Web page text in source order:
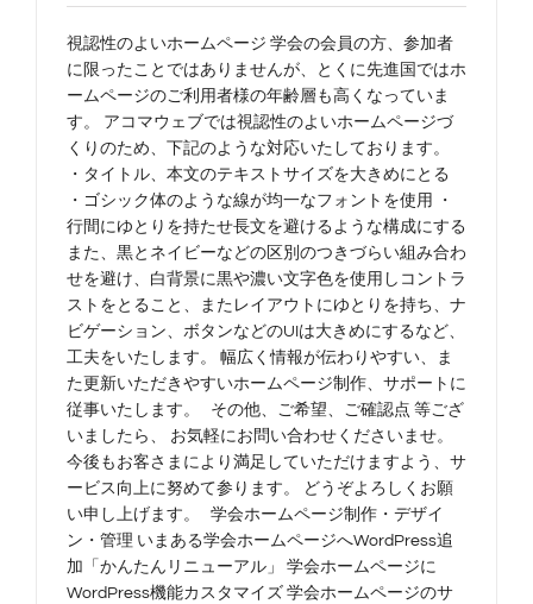
視認性のよいホームページ 学会の会員の方、参加者
に限ったことではありませんが、とくに先進国ではホ
ームページのご利用者様の年齢層も高くなっていま
す。 アコマウェブでは視認性のよいホームページづ
くりのため、下記のような対応いたしております。
・タイトル、本文のテキストサイズを大きめにとる
・ゴシック体のような線が均一なフォントを使用 ・
行間にゆとりを持たせ長文を避けるような構成にする
また、黒とネイビーなどの区別のつきづらい組み合わ
せを避け、白背景に黒や濃い文字色を使用しコントラ
ストをとること、またレイアウトにゆとりを持ち、ナ
ビゲーション、ボタンなどのUIは大きめにするなど、
工夫をいたします。 幅広く情報が伝わりやすい、ま
た更新いただきやすいホームページ制作、サポートに
従事いたします。 その他、ご希望、ご確認点 等ござ
いましたら、 お気軽にお問い合わせくださいませ。
今後もお客さまにより満足していただけますよう、サ
ービス向上に努めて参ります。 どうぞよろしくお願
い申し上げます。 学会ホームページ制作・デザイ
ン・管理 いまある学会ホームページへWordPress追
加「かんたんリニューアル」 学会ホームページに
WordPress機能カスタマイズ 学会ホームページのサ